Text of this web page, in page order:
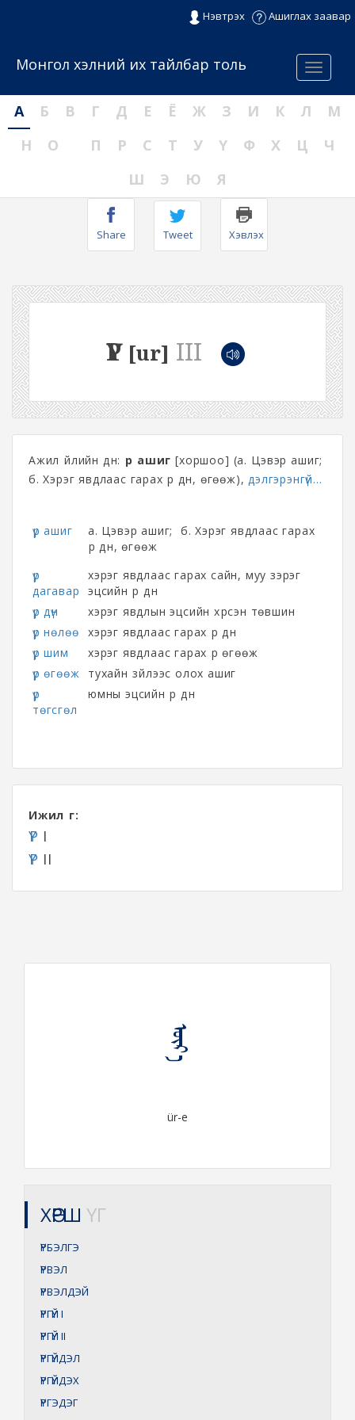
Нэвтрэх Ашиглах заавар
Menu
Монгол хэлний их тайлбар толь
А Б В Г Д Е Ё Ж З И К Л
М
Н
О П Р С Т У Ү Ф Х Ц
Ч
Ш
Э Ю Я
Share Tweet Хэвлэх
ҮР [ur] III
Ажил үйлийн дүн: үр ашиг [хоршоо] (а. Цэвэр ашиг;
б. Хэрэг явдлаас гарах үр дүн, өгөөж),дэлгэрэнгүй...
үр ашиг
а. Цэвэр ашиг; б. Хэрэг явдлаас гарах
үр дүн, өгөөж
үр
дагавар
хэрэг явдлаас гарах сайн, муу зэрэг
эцсийн үр дүн
үр дүн
хэрэг явдлын эцсийн хүрсэн төвшин
үр нөлөө
хэрэг явдлаас гарах үр дүн
үр шим
хэрэг явдлаас гарах үр өгөөж
үр өгөөж
тухайн зүйлээс олох ашиг
үр
төгсгөл
юмны эцсийн үр дүн
Ижил үг:
ҮР I
ҮР II
ᠦᠷ᠎ᠡ
ür-e
ХӨРШ ҮГ
ҮРБЭЛГЭ
ҮРВЭЛ
ҮРВЭЛДЭЙ
ҮРГҮЙ I
ҮРГҮЙ II
ҮРГҮЙДЭЛ
ҮРГҮЙДЭХ
ҮРГЭДЭГ